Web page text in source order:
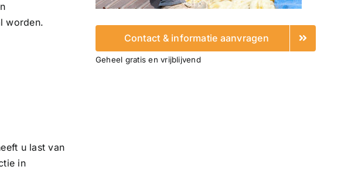
worden.
u last van
in
Contact & informatie aanvragen
Geheel gratis en vrijblijvend